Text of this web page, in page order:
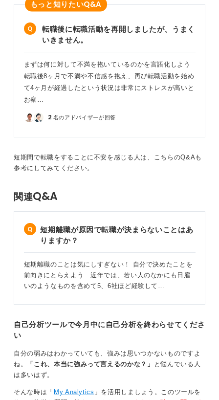
もっと知りたいQ&A
転職後に転職活動を再開しましたが、うまく
いきません。
まずは何に対して不満を抱いているのかを言語化しよう
転職後8ヶ月で不満や不信感を抱え、再び転職活動を始め
て4ヶ月が経過したという状況は非常にストレスが高いと
お察…
2 名のアドバイザーが回答
短期間で転職をすることに不安を感じる人は、こちらのQ&Aも
参考にしてみてください。
関連Q&A
短期離職が原因で転職が決まらないことはあ
りますか？
短期離職のことは気にしすぎない！ 自分で決めたことを
前向きにとらえよう 近年では、若い人のなかにも日雇
いのようなものを含めて5、6社ほど経験して…
自己分析ツールで今月中に自己分析を終わらせてくださ
い
自分の弱みはわかっていても、強みは思いつかないものですよ
ね。
「これ、本当に強みって言えるのかな？」
と悩んでいる人
は多いはず。
そんな時は「 My Analytics 」を活用しましょう。このツールを